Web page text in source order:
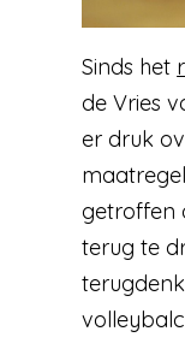
Sinds het
de Vries
er druk
getroffen
terug te